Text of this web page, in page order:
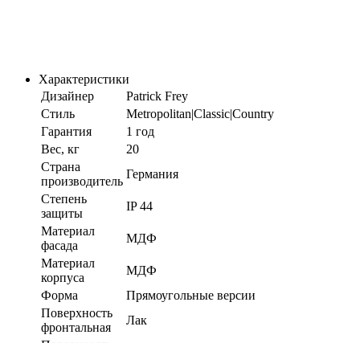
Характеристики
Дизайнер
Patrick Frey
Стиль
Metropolitan|Classic|Country
Гарантия
1 год
Вес, кг
20
Страна
производитель
Германия
Степень
защиты
IP 44
Материал
фасада
МДФ
Материал
корпуса
МДФ
Форма
Прямоугольные версии
Поверхность
фронтальная
Лак